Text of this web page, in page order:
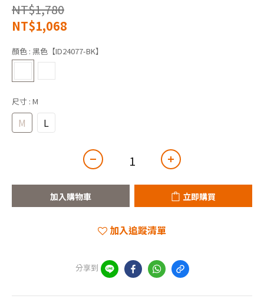
NT$1,780
NT$1,068
顏色 : 黑色【ID24077-BK】
尺寸 : M
M L
加入購物車 立即購買
加入追蹤清單
分享到